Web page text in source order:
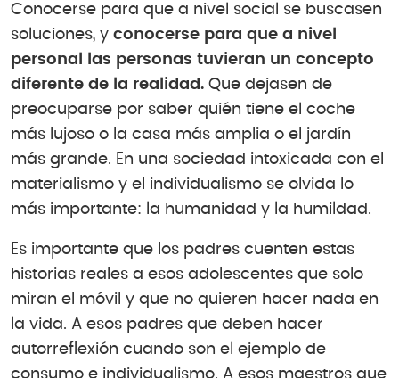
Conocerse para que a nivel social se buscasen
soluciones, y conocerse para que a nivel
personal las personas tuvieran un concepto
diferente de la realidad. Que dejasen de
preocuparse por saber quién tiene el coche
más lujoso o la casa más amplia o el jardín
más grande. En una sociedad intoxicada con el
materialismo y el individualismo se olvida lo
más importante: la humanidad y la humildad.
Es importante que los padres cuenten estas
historias reales a esos adolescentes que solo
miran el móvil y que no quieren hacer nada en
la vida. A esos padres que deben hacer
autorreflexión cuando son el ejemplo de
consumo e individualismo. A esos maestros que